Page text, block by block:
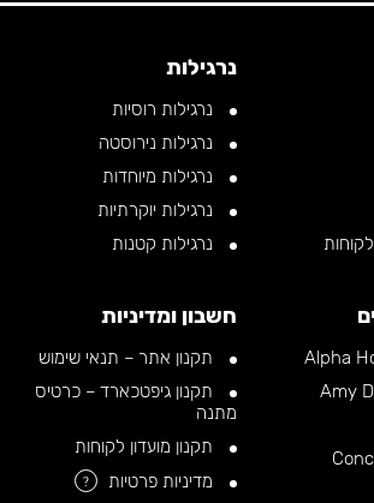
נרגילות
נרגילות רוסיות
נרגילות נירוסטה
נרגילות מיוחדות
נרגילות יוקרתיות
נרגילות קטנות
חשבון ומדיניות
תקנון אתר – תנאי שימוש
תקנון גיפטכארד – כרטיס
מתנה
תקנון מועדון לקוחות
מדיניות פרטיות
?